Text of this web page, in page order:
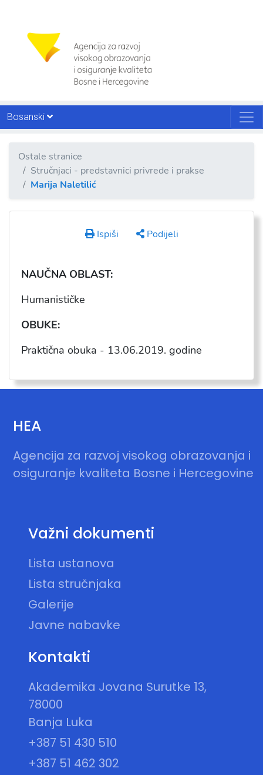
Bosanski
Ostale stranice
Stručnjaci - predstavnici privrede i prakse
Marija Naletilić
Ispiši Podijeli
NAUČNA OBLAST:
Humanističke
OBUKE:
Praktična obuka - 13.06.2019. godine
HEA
Agencija za razvoj visokog obrazovanja i
osiguranje kvaliteta Bosne i Hercegovine
Važni dokumenti
Lista ustanova
Lista stručnjaka
Galerije
Javne nabavke
Kontakti
Akademika Jovana Surutke 13,
78000
Banja Luka
+387 51 430 510
+387 51 462 302